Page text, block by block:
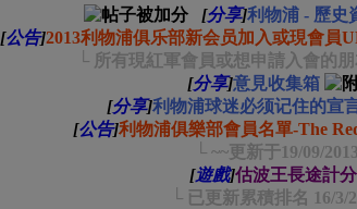
[分享]利物浦 - 歷史
[公告]2013利物浦俱乐部新会员加入或現會員
└ 所有現紅軍會員或想申請入會的
[分享]意見收集箱
[分享]利物浦球迷必须记住的宣
[公告]利物浦俱樂部會員名單-The
└ ~~更新于19/09/2013
[遊戲]估波王長途計
└ 已更新累積排名 16/3/